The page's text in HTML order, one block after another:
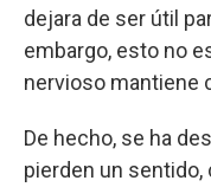
dejara de ser útil
embargo, esto no
nervioso mantiene
De hecho, se ha
pierden un sentido,